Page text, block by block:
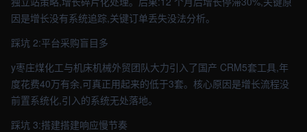
因是增长没有系统追踪,关键订单丢失没法分析。
踩坑 2:平台采购盲目多
y枣庄煤化工与机床机械外贸团队大力引入了国产 CRM5套工具,年
度花费40万有余,可真正用起来的低于3套。核心原因是增长流程没
前置系统化,引入的系统无处落地。
踩坑 3:搭建搭建响应慢节奏